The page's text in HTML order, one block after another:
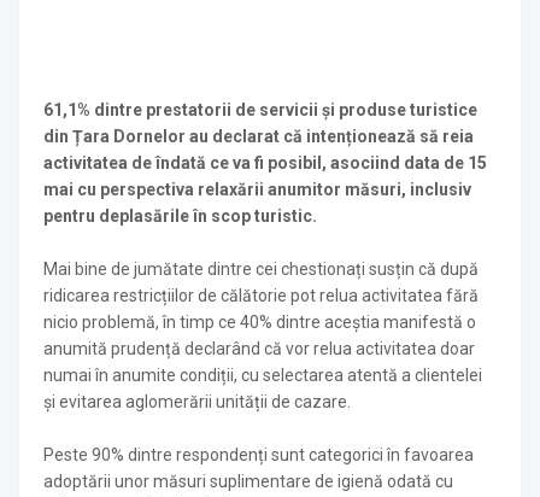
61,1% dintre prestatorii de servicii și produse turistice
din Țara Dornelor au declarat că intenționează să reia
activitatea de îndată ce va fi posibil, asociind data de 15
mai cu perspectiva relaxării anumitor măsuri, inclusiv
pentru deplasările în scop turistic.
Mai bine de jumătate dintre cei chestionați susțin că după
ridicarea restricțiilor de călătorie pot relua activitatea fără
nicio problemă, în timp ce 40% dintre aceștia manifestă o
anumită prudență declarând că vor relua activitatea doar
numai în anumite condiții, cu selectarea atentă a clientelei
și evitarea aglomerării unității de cazare.
Peste 90% dintre respondenți sunt categorici în favoarea
adoptării unor măsuri suplimentare de igienă odată cu